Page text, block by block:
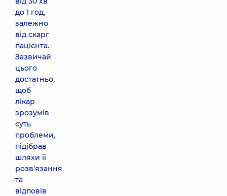
до 1 год,
залежно
від скарг
пацієнта.
Зазвичай
цього
достатньо,
щоб
лікар
зрозумів
суть
проблеми,
підібрав
шляхи її
розв’язання
та
відповів